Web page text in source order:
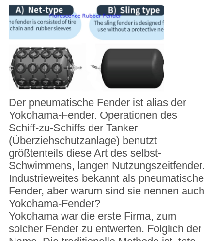
Der pneumatische Fender ist alias der
Yokohama-Fender. Operationen des
Schiff-zu-Schiffs der Tanker
(Überziehschutzanlage) benutzt
größtenteils diese Art des selbst-
Schwimmens, langen Nutzungszeitfender.
Industrieweites bekannt als pneumatische
Fender, aber warum sind sie nennen auch
Yokohama-Fender?
Yokohama war die erste Firma, zum
solcher Fender zu entwerfen. Folglich der